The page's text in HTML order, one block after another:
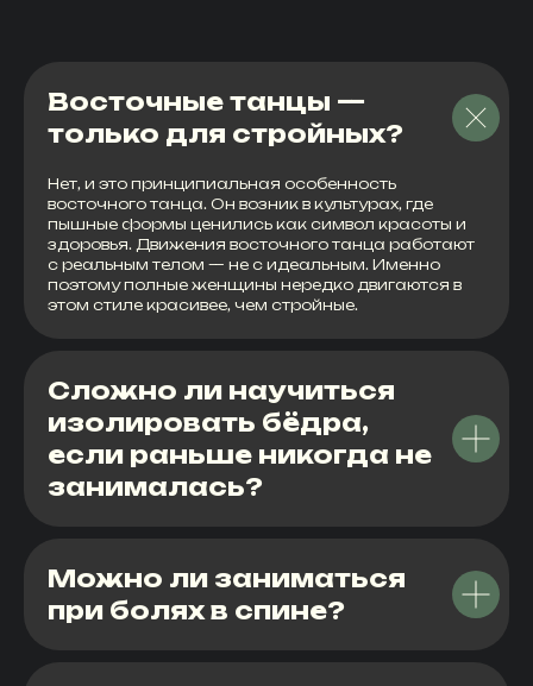
Восточные танцы —
только для стройных?
Нет, и это принципиальная особенность
восточного танца. Он возник в культурах, где
пышные формы ценились как символ красоты и
здоровья. Движения восточного танца работают
с реальным телом — не с идеальным. Именно
поэтому полные женщины нередко двигаются в
этом стиле красивее, чем стройные.
Сложно ли научиться
изолировать бёдра,
если раньше никогда не
занималась?
Можно ли заниматься
при болях в спине?